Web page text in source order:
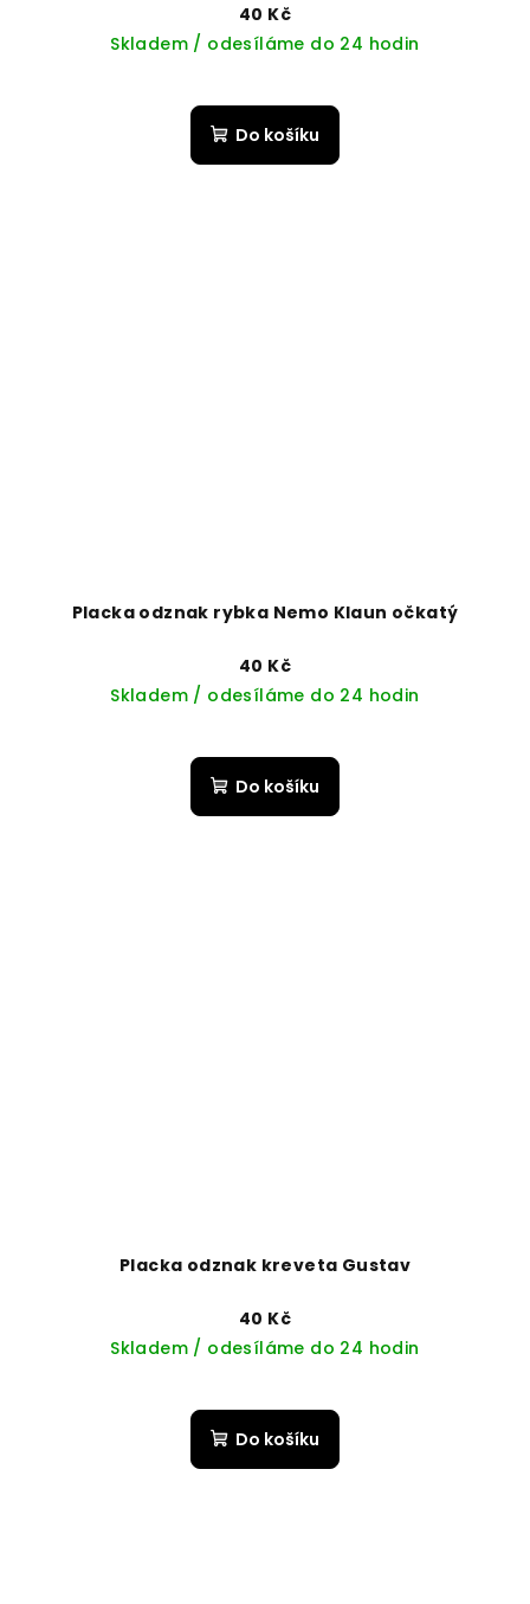
40 Kč
Skladem / odesíláme do 24 hodin
Do košíku
Placka odznak rybka Nemo Klaun očkatý
40 Kč
Skladem / odesíláme do 24 hodin
Do košíku
Placka odznak kreveta Gustav
40 Kč
Skladem / odesíláme do 24 hodin
Do košíku